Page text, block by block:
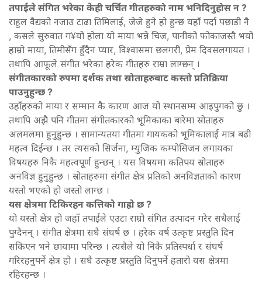
तपाईले संगित भरेका केही चर्चित गीतहरुको नाम भनिदिनुहोस न ?
राहुल वैद्यको नजाउ टाढा तिमिलाई, जेजे हुने हो हुन्छ यहाँ पर्दा पछाडी नै
, कसले सुरुवात ग¥यो होला यो माया भन्ने चिज, पानीको फोकाजस्तै भयो
हाम्रो माया, तिमीसँग हुँदैन प्यार, विश्वासमा छलगरी, प्रेम दिवसलगायत ।
तथापि आफूले संगीत भरेका हरेक गीतहरु राम्रा लाग्छन् ।
संगीतकारको रुपमा दर्शक तथा स्रोताहरुबाट कस्तो प्रतिक्रिया
पाउनुहुन्छ ?
उहाँहरुको माया र सम्मान कै कारण आज यो स्थानसम्म आइपुगको छु ।
तथापि अझै पनि गीतमा संगीतकारको भूमिकाका बारेमा स्रोताहरु
अलमलमा हुनुहुन्छ । सामान्यतया गीतमा गायकको भूमिकालाई मात्र बढी
महत्व दिईन्छ । तर त्यसको सिर्जना, म्युजिक कम्पोसिजन लगायका
विषयहरु निकै महत्वपूर्ण हुन्छन् । यस विषयमा कतिपय स्रोताहरु
अनविज्ञ हुनुहुन्छ । स्रोताहरुमा संगीत क्षेत्र प्रतिको अनविज्ञताको कारण
यस्तो भएको हो जस्तो लाग्छ ।
यस क्षेत्रमा टिकिरहन कत्तिको गाह्रो छ ?
यो यस्तो क्षेत्र हो जहाँ तपाईले एउटा राम्रो संगित उत्पादन गरेर सधैलाई
पुग्दैनन् । संगीत क्षेत्रमा सधै संघर्ष छ । हरेक वर्ष उत्कृष्ट प्रस्तुति दिन
सकिएन भने छायामा परिन्छ । त्यसैले यो निकै प्रतिस्पर्धा र संघर्ष
गरिरहनुपर्ने क्षेत्र हो । सधै उत्कृष्ट प्रस्तुति दिनुपर्ने हतारो यस क्षेत्रमा
रहिरहन्छ ।